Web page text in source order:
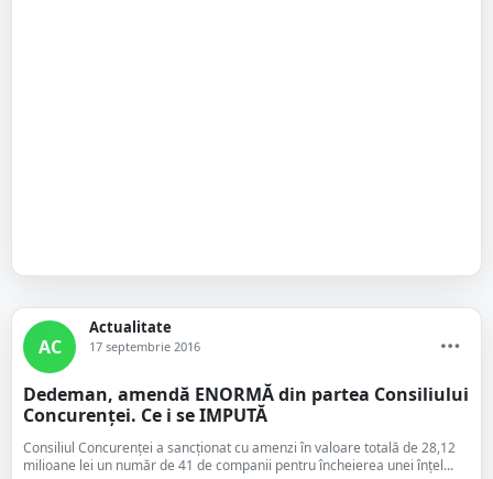
AC
Actualitate
17 septembrie 2016
Dedeman, amendă ENORMĂ din partea Consiliului
Concurenţei. Ce i se IMPUTĂ
Consiliul Concurenţei a sancţionat cu amenzi în valoare totală de 28,12
milioane lei un număr de 41 de companii pentru încheierea unei înţel...